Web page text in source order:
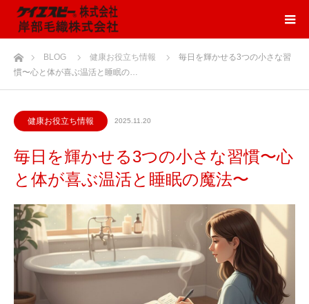
ホームBLOG 健康お役立ち情報
毎日を輝かせる3つの小さな習
慣〜心と体が喜ぶ温活と睡眠の…
健康お役立ち情報 2025.11.20
毎日を輝かせる3つの小さな習慣〜心
と体が喜ぶ温活と睡眠の魔法〜